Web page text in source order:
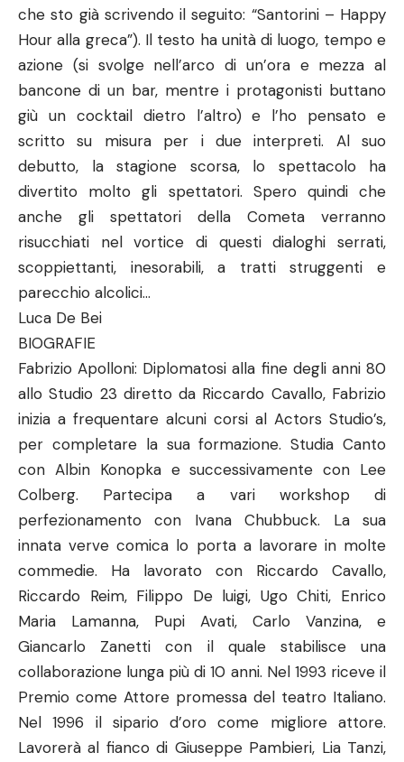
che sto già scrivendo il seguito: “Santorini – Happy
Hour alla greca”). Il testo ha unità di luogo, tempo e
azione (si svolge nell’arco di un’ora e mezza al
bancone di un bar, mentre i protagonisti buttano
giù un cocktail dietro l’altro) e l’ho pensato e
scritto su misura per i due interpreti. Al suo
debutto, la stagione scorsa, lo spettacolo ha
divertito molto gli spettatori. Spero quindi che
anche gli spettatori della Cometa verranno
risucchiati nel vortice di questi dialoghi serrati,
scoppiettanti, inesorabili, a tratti struggenti e
parecchio alcolici…
Luca De Bei
BIOGRAFIE
Fabrizio Apolloni: Diplomatosi alla fine degli anni 80
allo Studio 23 diretto da Riccardo Cavallo, Fabrizio
inizia a frequentare alcuni corsi al Actors Studio’s,
per completare la sua formazione. Studia Canto
con Albin Konopka e successivamente con Lee
Colberg. Partecipa a vari workshop di
perfezionamento con Ivana Chubbuck. La sua
innata verve comica lo porta a lavorare in molte
commedie. Ha lavorato con Riccardo Cavallo,
Riccardo Reim, Filippo De luigi, Ugo Chiti, Enrico
Maria Lamanna, Pupi Avati, Carlo Vanzina, e
Giancarlo Zanetti con il quale stabilisce una
collaborazione lunga più di 10 anni. Nel 1993 riceve il
Premio come Attore promessa del teatro Italiano.
Nel 1996 il sipario d’oro come migliore attore.
Lavorerà al fianco di Giuseppe Pambieri, Lia Tanzi,